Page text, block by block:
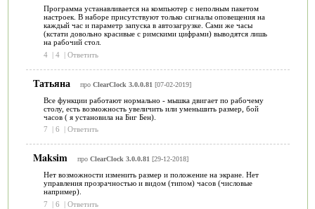
Программа устанавливается на компьютер с неполным пакетом
настроек. В наборе присутствуют только сигналы оповещения на
каждый час и параметр запуска в автозагрузке. Сами же часы
(кстати довольно красивые с римскими цифрами) выводятся лишь
на рабочий стол.
4 | 4 | Ответить
Татьяна про ClearClock 3.0.0.81 [07-02-2019]
Все функции работают нормально - мышка двигает по рабочему
столу, есть возможность увеличить или уменьшить размер, бой
часов ( я установила на Биг Бен).
7
6 Ответить
Maksim про ClearClock 3.0.0.81[29-12-2018]
Нет возможности изменить размер и положение на экране. Нет
управления прозрачностью и видом (типом) часов (числовые
например).
7
| 6 | Ответить